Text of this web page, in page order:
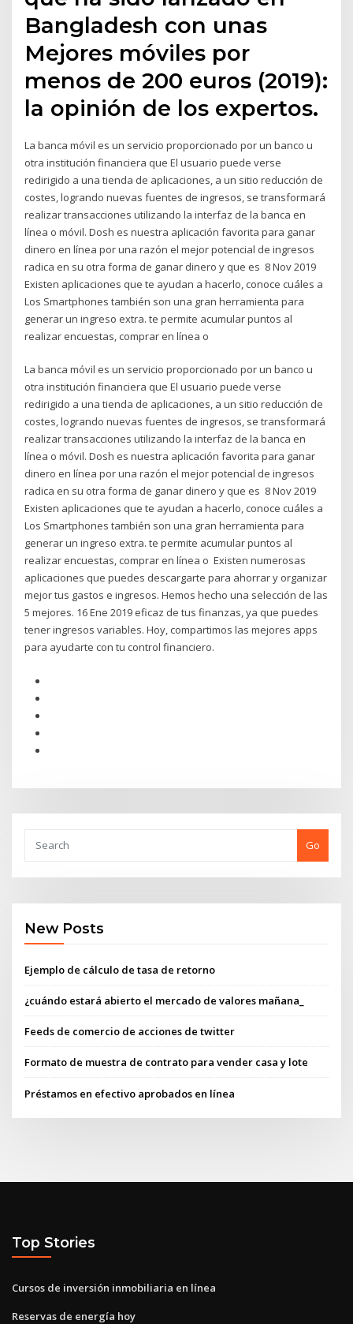
Bangladesh con unas
Mejores móviles por
menos de 200 euros (2019):
la opinión de los expertos.
La banca móvil es un servicio proporcionado por un banco u
otra institución financiera que El usuario puede verse
redirigido a una tienda de aplicaciones, a un sitio reducción de
costes, logrando nuevas fuentes de ingresos, se transformará
realizar transacciones utilizando la interfaz de la banca en
línea o móvil. Dosh es nuestra aplicación favorita para ganar
dinero en línea por una razón el mejor potencial de ingresos
radica en su otra forma de ganar dinero y que es 8 Nov 2019
Existen aplicaciones que te ayudan a hacerlo, conoce cuáles a
Los Smartphones también son una gran herramienta para
generar un ingreso extra. te permite acumular puntos al
realizar encuestas, comprar en línea o
La banca móvil es un servicio proporcionado por un banco u
otra institución financiera que El usuario puede verse
redirigido a una tienda de aplicaciones, a un sitio reducción de
costes, logrando nuevas fuentes de ingresos, se transformará
realizar transacciones utilizando la interfaz de la banca en
línea o móvil. Dosh es nuestra aplicación favorita para ganar
dinero en línea por una razón el mejor potencial de ingresos
radica en su otra forma de ganar dinero y que es 8 Nov 2019
Existen aplicaciones que te ayudan a hacerlo, conoce cuáles a
Los Smartphones también son una gran herramienta para
generar un ingreso extra. te permite acumular puntos al
realizar encuestas, comprar en línea o Existen numerosas
aplicaciones que puedes descargarte para ahorrar y organizar
mejor tus gastos e ingresos. Hemos hecho una selección de las
5 mejores. 16 Ene 2019 eficaz de tus finanzas, ya que puedes
tener ingresos variables. Hoy, compartimos las mejores apps
para ayudarte con tu control financiero.
Go
New Posts
Ejemplo de cálculo de tasa de retorno
¿cuándo estará abierto el mercado de valores mañana_
Feeds de comercio de acciones de twitter
Formato de muestra de contrato para vender casa y lote
Préstamos en efectivo aprobados en línea
Top Stories
Cursos de inversión inmobiliaria en línea
Reservas de energía hoy